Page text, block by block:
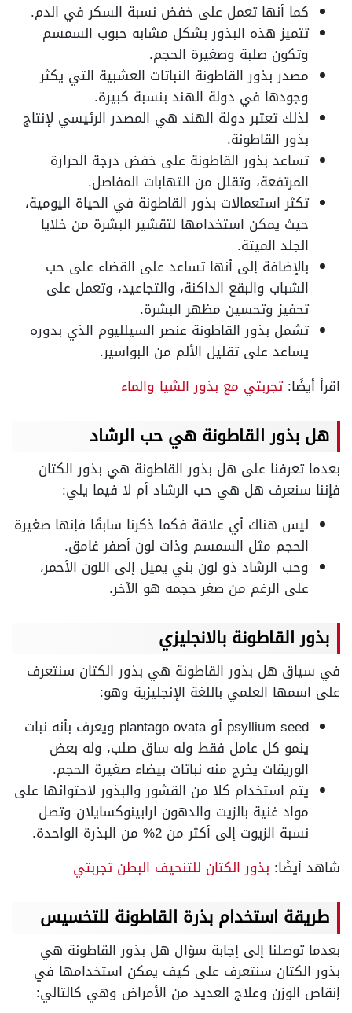
كما أنها تعمل على خفض نسبة السكر في الدم.
تتميز هذه البذور بشكل مشابه حبوب السمسم
وتكون صلبة وصغيرة الحجم.
مصدر بذور القاطونة النباتات العشبية التي يكثر
وجودها في دولة الهند بنسبة كبيرة.
لذلك تعتبر دولة الهند هي المصدر الرئيسي لإنتاج
بذور القاطونة.
تساعد بذور القاطونة على خفض درجة الحرارة
المرتفعة، وتقلل من التهابات المفاصل.
تكثر استعمالات بذور القاطونة في الحياة اليومية،
حيث يمكن استخدامها لتقشير البشرة من خلايا
الجلد الميتة.
بالإضافة إلى أنها تساعد على القضاء على حب
الشباب والبقع الداكنة، والتجاعيد، وتعمل على
تحفيز وتحسين مظهر البشرة.
تشمل بذور القاطونة عنصر السيلليوم الذي بدوره
يساعد على تقليل الألم من البواسير.
اقرأ أيضًا:تجربتي مع بذور الشيا والماء
هل بذور القاطونة هي حب الرشاد
بعدما تعرفنا على هل بذور القاطونة هي بذور الكتان
فإننا سنعرف هل هي حب الرشاد أم لا فيما يلي:
ليس هناك أي علاقة فكما ذكرنا سابقًا فإنها صغيرة
الحجم مثل السمسم وذات لون أصفر غامق.
وحب الرشاد ذو لون بني يميل إلى اللون الأحمر،
على الرغم من صغر حجمه هو الآخر.
بذور القاطونة بالانجليزي
في سياق هل بذور القاطونة هي بذور الكتان سنتعرف
على اسمها العلمي باللغة الإنجليزية وهو:
psyllium seed أو plantago ovata ويعرف بأنه نبات
ينمو كل عامل فقط وله ساق صلب، وله بعض
الوريقات يخرج منه نباتات بيضاء صغيرة الحجم.
يتم استخدام كلا من القشور والبذور لاحتوائها على
مواد غنية بالزيت والدهون ارابينوكسايلان وتصل
نسبة الزيوت إلى أكثر من 2% من البذرة الواحدة.
شاهد أيضًا: بذور الكتان للتنحيف البطن تجربتي
طريقة استخدام بذرة القاطونة للتخسيس
بعدما توصلنا إلى إجابة سؤال هل بذور القاطونة هي
بذور الكتان سنتعرف على كيف يمكن استخدامها في
إنقاص الوزن وعلاج العديد من الأمراض وهي كالتالي: